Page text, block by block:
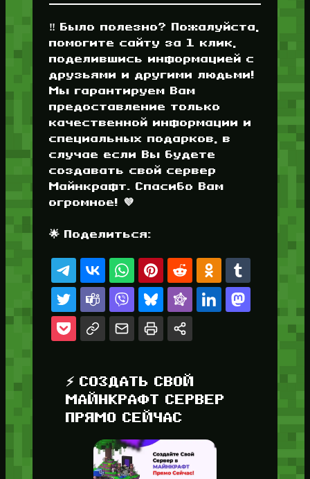
‼️ Было полезно? Пожалуйста,
помогите сайту за 1 клик,
поделившись информацией с
друзьями и другими людьми!
Мы гарантируем Вам
предоставление только
качественной информации и
специальных подарков, в
случае если Вы будете
создавать свой сервер
Майнкрафт. Спасибо Вам
огромное! 💜
🌟 Поделиться:
⚡ СОЗДАТЬ СВОЙ
МАЙНКРАФТ СЕРВЕР
ПРЯМО СЕЙЧАС